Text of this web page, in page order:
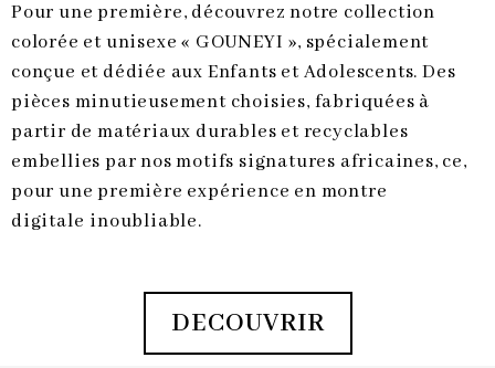
Pour une première, découvrez notre collection
colorée et unisexe « GOUNEYI », spécialement
conçue et dédiée aux Enfants et Adolescents. Des
pièces minutieusement choisies, fabriquées à
partir de matériaux durables et recyclables
embellies par nos motifs signatures africaines, ce,
pour une première expérience en montre
digitale inoubliable.
DECOUVRIR